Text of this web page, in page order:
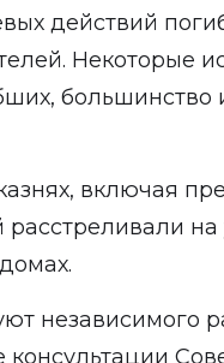
действий
Некоторые
большинство
включая
независимого